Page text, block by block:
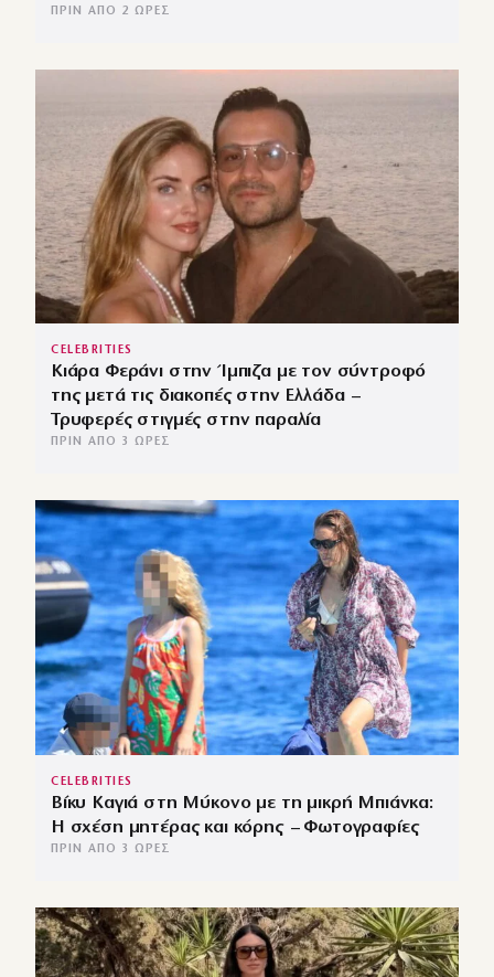
ΠΡΙΝ ΑΠΌ 2 ΏΡΕΣ
CELEBRITIES
Κιάρα Φεράνι στην Ίμπιζα με τον σύντροφό
της μετά τις διακοπές στην Ελλάδα –
Τρυφερές στιγμές στην παραλία
ΠΡΙΝ ΑΠΌ 3 ΏΡΕΣ
CELEBRITIES
Βίκυ Καγιά στη Μύκονο με τη μικρή Μπιάνκα:
Η σχέση μητέρας και κόρης – Φωτογραφίες
ΠΡΙΝ ΑΠΌ 3 ΏΡΕΣ